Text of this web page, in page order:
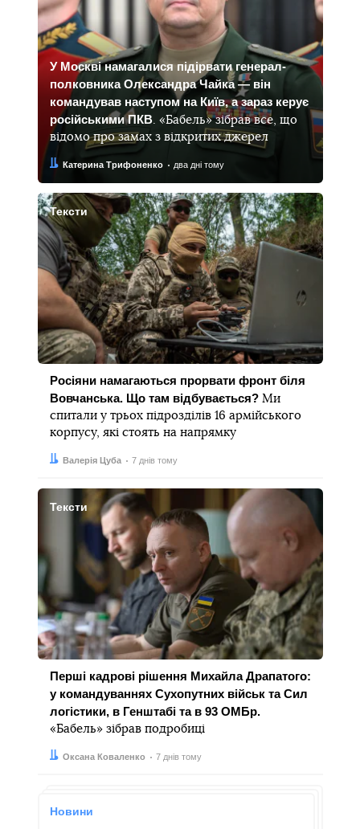
У Москві намагалися підірвати генерал-
полковника Олександра Чайка — він
командував наступом на Київ, а зараз керує
російськими ПКВ. «Бабель» зібрав все, що
відомо про замах з відкритих джерел
Автор:
Катерина Трифоненко
Дата: два дні тому
Тексти
Росіяни намагаються прорвати фронт біля
Вовчанська. Що там відбувається? Ми
спитали у трьох підрозділів 16 армійського
корпусу, які стоять на напрямку
Автор:
Валерія Цуба
Дата: 7 днів тому
Тексти
Перші кадрові рішення Михайла Драпатого:
у командуваннях Сухопутних військ та Сил
логістики, в Генштабі та в 93 ОМБр.
«Бабель» зібрав подробиці
Автор:
Оксана Коваленко
Дата: 7 днів тому
Новини